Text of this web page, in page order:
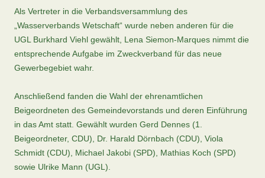
Als Vertreter in die Verbandsversammlung des
„Wasserverbands Wetschaft“ wurde neben anderen für die
UGL Burkhard Viehl gewählt, Lena Siemon-Marques nimmt die
entsprechende Aufgabe im Zweckverband für das neue
Gewerbegebiet wahr.
Anschließend fanden die Wahl der ehrenamtlichen
Beigeordneten des Gemeindevorstands und deren Einführung
in das Amt statt. Gewählt wurden Gerd Dennes (1.
Beigeordneter, CDU), Dr. Harald Dörnbach (CDU), Viola
Schmidt (CDU), Michael Jakobi (SPD), Mathias Koch (SPD)
sowie Ulrike Mann (UGL).